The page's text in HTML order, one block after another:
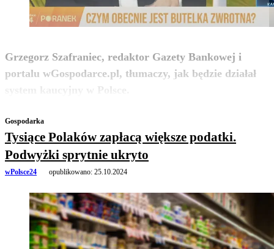
Grzegorz Szafraniec, redaktor Gazety Bankowej i
portalu wGospodarce.pl, tłumaczy, jak będzie działał
system kaucyjny w Polsce.
zobacz więcej
Gospodarka
Tysiące Polaków zapłacą większe podatki.
Podwyżki sprytnie ukryto
wPolsce24 opublikowano: 25.10.2024